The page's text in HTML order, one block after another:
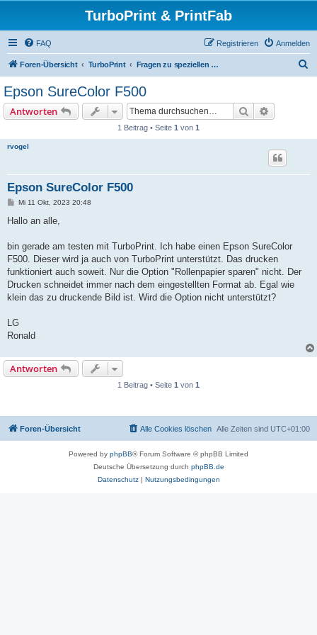
TurboPrint & PrintFab
FAQ Anmelden
Registrieren
Foren-Übersicht TurboPrint Fragen zu speziellen Druckern oder Anwendungen
Epson SureColor F500
Antworten Suche
1 Beitrag • Seite 1 von 1
rvogel
Epson SureColor F500
B
i
a
Mi 11 Okt, 2023 20:48
Hallo an alle,
bin gerade am testen mit TurboPrint. Ich habe einen Epson SureColor
F500. Dieser wird ja auch von TurboPrint unterstützt. Das drucken
funktioniert auch soweit. Nur die Option "Rollenpapier sparen" nicht. Der
Drucken schneidet immer nach dem eingestellten Format ab. Egal wie
klein das zu druckende Bild ist. Wird die Option nicht unterstützt?
LG
Ronald
Antworten
1 Beitrag • Seite 1 von 1
Foren-Übersicht Alle Zeiten sind UTC+01:00
Alle Cookies löschen
Powered by phpBB® Forum Software © phpBB Limited
Deutsche Übersetzung durch phpBB.de
Datenschutz| Nutzungsbedingungen